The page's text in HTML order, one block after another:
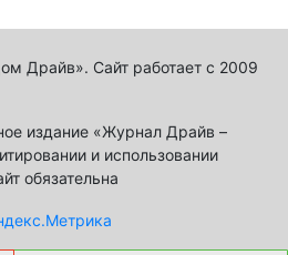
Драйв». Сайт работает с 2009
издание «Журнал Драйв –
и использовании
обязательна